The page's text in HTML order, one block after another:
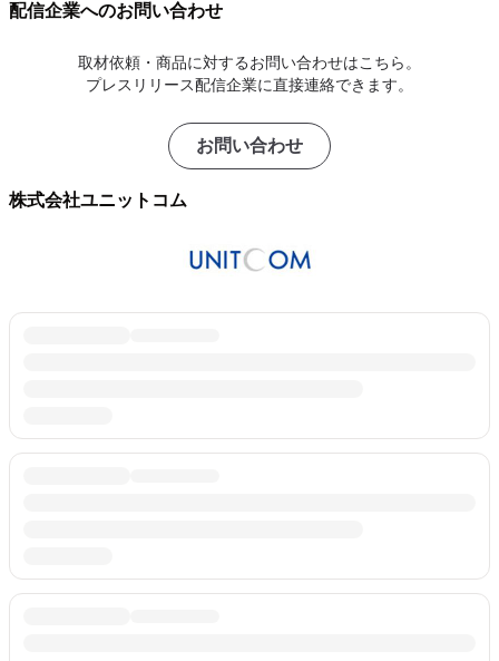
配信企業へのお問い合わせ
取材依頼・商品に対するお問い合わせはこちら。
プレスリリース配信企業に直接連絡できます。
お問い合わせ
株式会社ユニットコム